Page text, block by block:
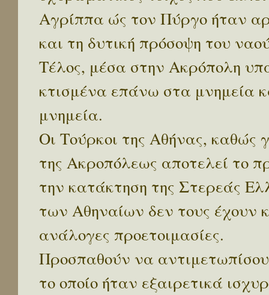
Αγρίππα ώς τον Πύργο ήταν
και τη δυτική πρόσοψη του
Τέλος, μέσα στην Ακρόπολη
κτισμένα επάνω στα μνημεία
μνημεία.
Οι Τούρκοι της Αθήνας, καθώς
της Ακροπόλεως αποτελεί το
την κατάκτηση της Στερεάς
των Αθηναίων δεν τους έχουν
ανάλογες προετοιμασίες.
Προσπαθούν να
το οποίο ήταν εξαιρετικά